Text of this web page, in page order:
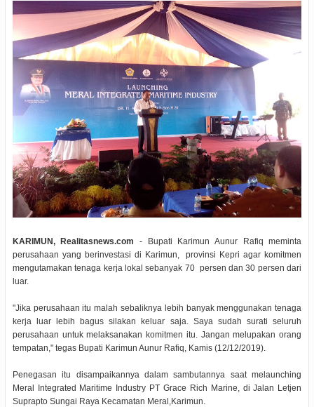
KARIMUN, Realitasnews.com - Bupati Karimun Aunur Rafiq meminta
perusahaan yang berinvestasi di Karimun, provinsi Kepri agar komitmen
mengutamakan tenaga kerja lokal sebanyak 70 persen dan 30 persen dari
luar.
"Jika perusahaan itu malah sebaliknya lebih banyak menggunakan tenaga
kerja luar lebih bagus silakan keluar saja. Saya sudah surati seluruh
perusahaan untuk melaksanakan komitmen itu. Jangan melupakan orang
tempatan," tegas Bupati Karimun Aunur Rafiq, Kamis (12/12/2019).
Penegasan itu disampaikannya dalam sambutannya saat melaunching
Meral Integrated Maritime Industry PT Grace Rich Marine, di Jalan Letjen
Suprapto Sungai Raya Kecamatan Meral,Karimun.